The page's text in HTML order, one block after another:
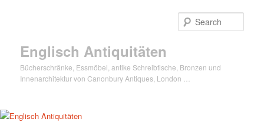
Englisch Antiquitäten
Bücherschränke, Essmöbel, antike Schreibtische, Bronzen und
Innenarchitektur von Canonbury Antiques, London …